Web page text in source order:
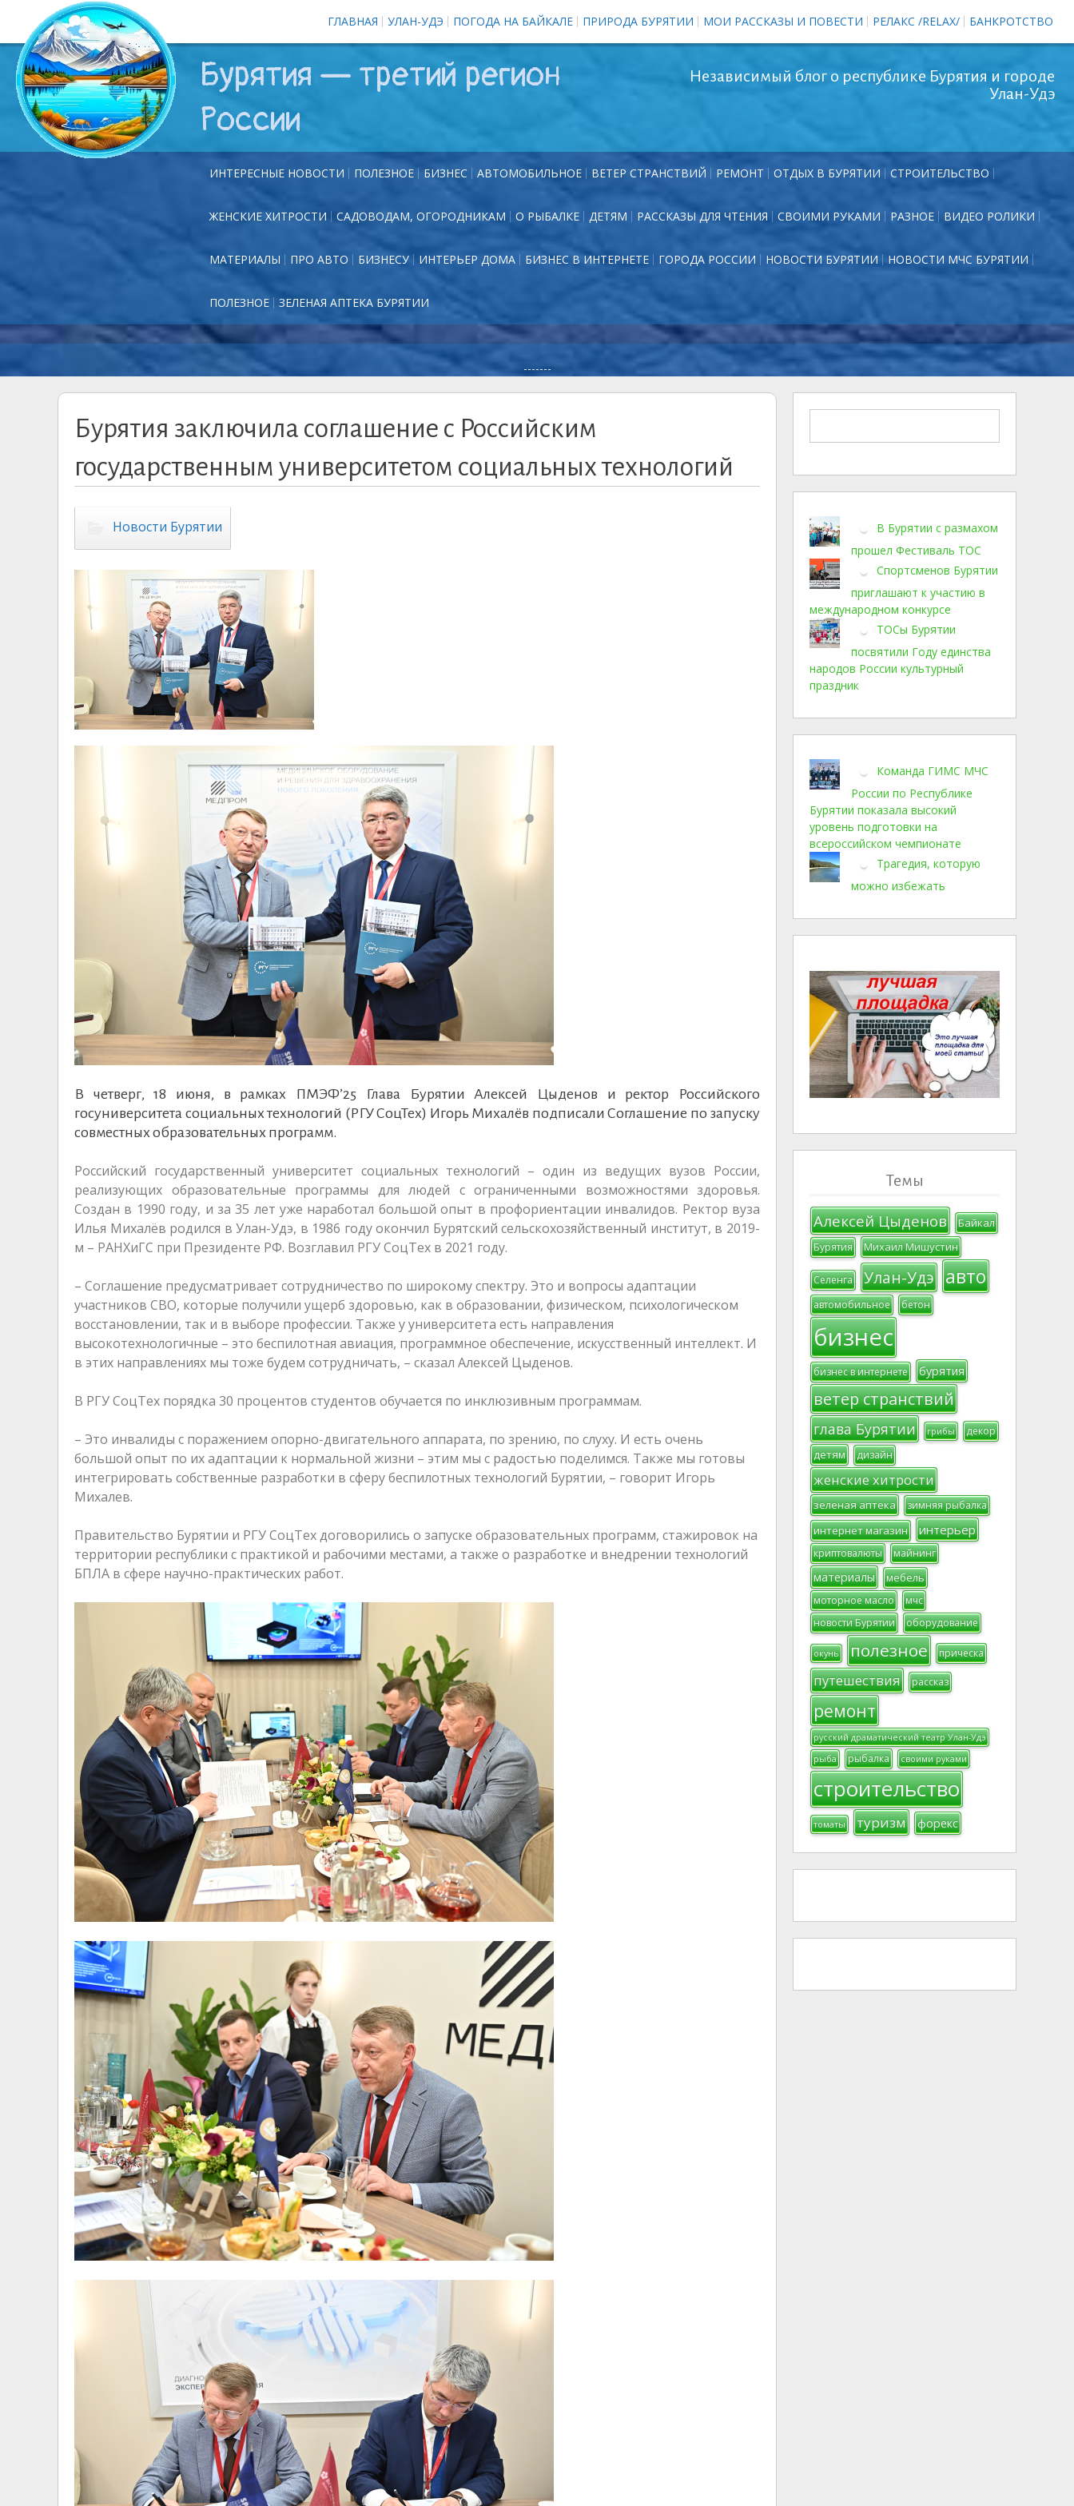
ГЛАВНАЯ УЛАН-УДЭ ПОГОДА НА БАЙКАЛЕ ПРИРОДА БУРЯТИИ МОИ РАССКАЗЫ И ПОВЕСТИ РЕЛАКС /RELAX/ БАНКРОТСТВО
Бурятия — третий регион
России
Независимый блог о республике Бурятия и городе
Улан-Удэ
ИНТЕРЕСНЫЕ НОВОСТИ ПОЛЕЗНОЕ БИЗНЕС АВТОМОБИЛЬНОЕ ВЕТЕР СТРАНСТВИЙ РЕМОНТ ОТДЫХ В БУРЯТИИ СТРОИТЕЛЬСТВО
ЖЕНСКИЕ ХИТРОСТИ САДОВОДАМ, ОГОРОДНИКАМ О РЫБАЛКЕ ДЕТЯМ РАССКАЗЫ ДЛЯ ЧТЕНИЯ СВОИМИ РУКАМИ РАЗНОЕ ВИДЕО РОЛИКИ
МАТЕРИАЛЫ ПРО АВТО БИЗНЕСУ ИНТЕРЬЕР ДОМА БИЗНЕС В ИНТЕРНЕТЕ ГОРОДА РОССИИ НОВОСТИ БУРЯТИИ НОВОСТИ МЧС БУРЯТИИ
ПОЛЕЗНОЕ ЗЕЛЕНАЯ АПТЕКА БУРЯТИИ
-------
Бурятия заключила соглашение с Российским
государственным университетом социальных технологий
Новости Бурятии
В четверг, 18 июня, в рамках ПМЭФ’25 Глава Бурятии Алексей Цыденов и ректор Российского
госуниверситета социальных технологий (РГУ СоцТех) Игорь Михалёв подписали Соглашение по запуску
совместных образовательных программ.
Российский государственный университет социальных технологий – один из ведущих вузов России,
реализующих образовательные программы для людей с ограниченными возможностями здоровья.
Создан в 1990 году, и за 35 лет уже наработал большой опыт в профориентации инвалидов. Ректор вуза
Илья Михалёв родился в Улан-Удэ, в 1986 году окончил Бурятский сельскохозяйственный институт, в 2019-
м – РАНХиГС при Президенте РФ. Возглавил РГУ СоцТех в 2021 году.
– Соглашение предусматривает сотрудничество по широкому спектру. Это и вопросы адаптации
участников СВО, которые получили ущерб здоровью, как в образовании, физическом, психологическом
восстановлении, так и в выборе профессии. Также у университета есть направления
высокотехнологичные – это беспилотная авиация, программное обеспечение, искусственный интеллект. И
в этих направлениях мы тоже будем сотрудничать, – сказал Алексей Цыденов.
В РГУ СоцТех порядка 30 процентов студентов обучается по инклюзивным программам.
– Это инвалиды с поражением опорно-двигательного аппарата, по зрению, по слуху. И есть очень
большой опыт по их адаптации к нормальной жизни – этим мы с радостью поделимся. Также мы готовы
интегрировать собственные разработки в сферу беспилотных технологий Бурятии, – говорит Игорь
Михалев.
Правительство Бурятии и РГУ СоцТех договорились о запуске образовательных программ, стажировок на
территории республики с практикой и рабочими местами, а также о разработке и внедрении технологий
БПЛА в сфере научно-практических работ.
В Бурятии с размахом
прошел Фестиваль ТОС
Спортсменов Бурятии
приглашают к участию в
международном конкурсе
ТОСы Бурятии
посвятили Году единства
народов России культурный
праздник
Команда ГИМС МЧС
России по Республике
Бурятии показала высокий
уровень подготовки на
всероссийском чемпионате
Трагедия, которую
можно избежать
Темы
Алексей Цыденов Байкал
Бурятия Михаил Мишустин
Селенга Улан-Удэ авто
автомобильное бетон
бизнес
бизнес в интернете бурятия
ветер странствий
глава Бурятии грибы декор
детям дизайн
женские хитрости
зеленая аптека зимняя рыбалка
интернет магазин интерьер
криптовалюты майнинг
материалы мебель
моторное масло
мчс
новости Бурятии
оборудование
окунь полезное прическа
путешествия рассказ
ремонт
русский драматический театр Улан-Удэ
рыба
рыбалка своими руками
строительство
томаты туризм форекс